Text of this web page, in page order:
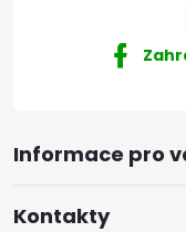
Informace pro
Kontakty